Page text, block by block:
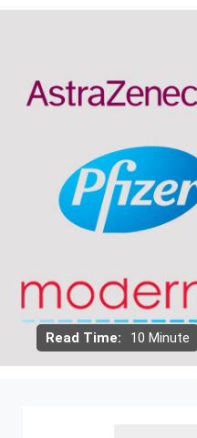
Read Time: 10 Minute